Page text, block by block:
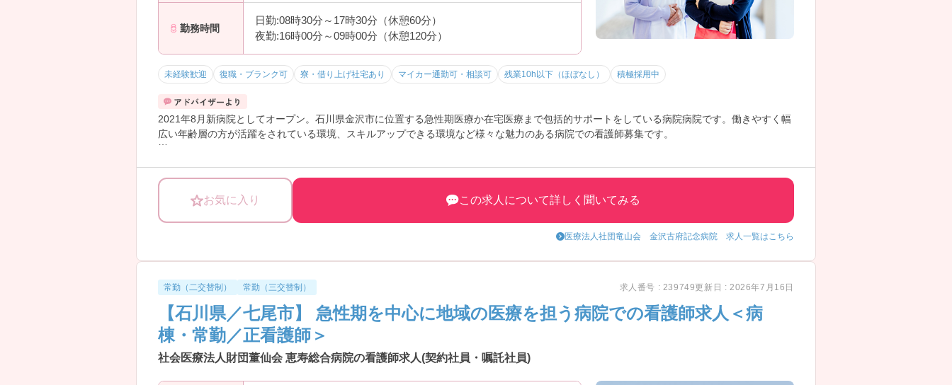
勤務時間
日勤:08時30分～17時30分（休憩60分）
夜勤:16時00分～09時00分（休憩120分）
未経験歓迎 復職・ブランク可 寮・借り上げ社宅あり マイカー通勤可・相談可 残業10h以下（ほぼなし） 積極採用中
2021年8月新病院としてオープン。石川県金沢市に位置する急性期医療か在宅医療まで包括的サポートをしている病院病院です。働きやすく幅
広い年齢層の方が活躍をされている環境、スキルアップできる環境など様々な魅力のある病院での看護師募集です。
お気に入り この求人について詳しく聞いてみる
医療法人社団竜山会 金沢古府記念病院 求人一覧はこちら
常勤（二交替制） 常勤（三交替制） 求人番号 : 239749更新日 : 2026年7月16日
【石川県／七尾市】 急性期を中心に地域の医療を担う病院での看護師求人＜病
棟・常勤／正看護師＞
社会医療法人財団董仙会 恵寿総合病院の看護師求人(契約社員・嘱託社員)